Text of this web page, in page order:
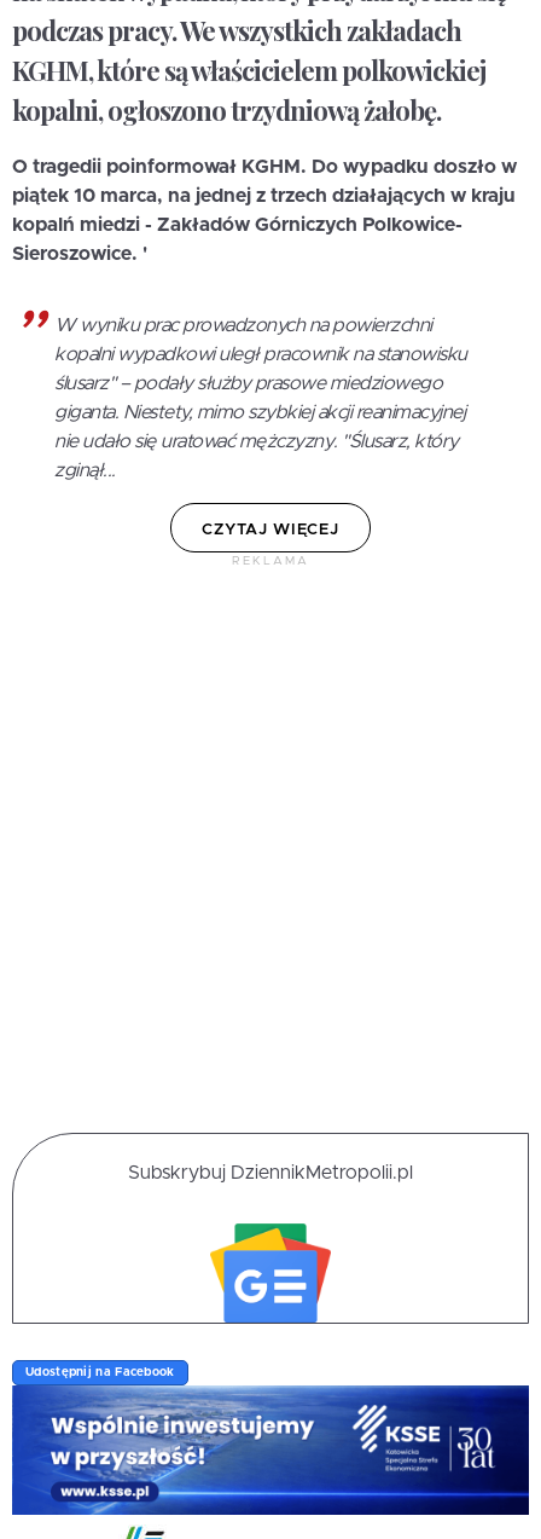
podczas pracy. We wszystkich zakładach
KGHM, które są właścicielem polkowickiej
kopalni, ogłoszono trzydniową żałobę.
O tragedii poinformował KGHM. Do wypadku doszło w
piątek 10 marca, na jednej z trzech działających w kraju
kopalń miedzi - Zakładów Górniczych Polkowice-
Sieroszowice. '
W wyniku prac prowadzonych na powierzchni
kopalni wypadkowi uległ pracownik na stanowisku
ślusarz" – podały służby prasowe miedziowego
giganta. Niestety, mimo szybkiej akcji reanimacyjnej
nie udało się uratować mężczyzny. "Ślusarz, który
zginął...
CZYTAJ WIĘCEJ
REKLAMA
Subskrybuj DziennikMetropolii.pl
Udostępnij na Facebook